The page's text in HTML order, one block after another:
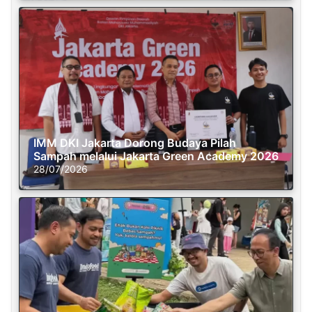
IMM DKI Jakarta Dorong Budaya Pilah
Sampah melalui Jakarta Green Academy 2026
28/07/2026